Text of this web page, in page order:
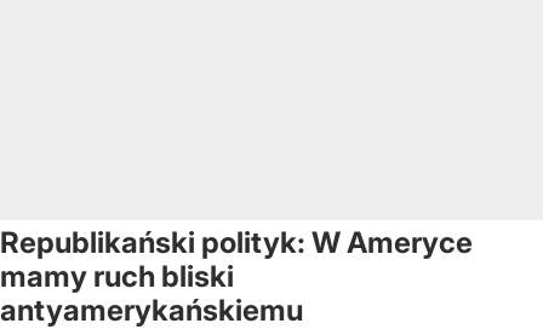
Republikański polityk: W Ameryce
mamy ruch bliski
antyamerykańskiemu